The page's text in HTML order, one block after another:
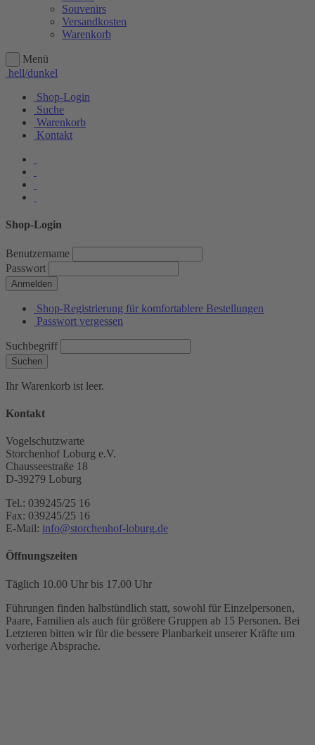
Souvenirs
Versandkosten
Warenkorb
Menü
hell/dunkel
Shop-Login
Suche
Warenkorb
Kontakt
Shop-Login
Benutzername
Passwort
Anmelden
Shop-Registrierung für komfortablere Bestellungen
Passwort vergessen
Suchbegriff
Suchen
Ihr Warenkorb ist leer.
Kontakt
Vogelschutzwarte
Storchenhof Loburg e.V.
Chausseestraße 18
D-39279 Loburg
Tel.: 039245/25 16
Fax: 039245/25 16
E-Mail: info@storchenhof-loburg.de
Öffnungszeiten
Täglich 10.00 Uhr bis 17.00 Uhr
Führungen finden halbstündlich statt, sowohl für Einzelpersonen,
Paare, Familien als auch für größere Gruppen ab 15 Personen. Bei
Letzteren bitten wir für die bessere Planbarkeit unserer Kräfte um
vorherige Absprache.